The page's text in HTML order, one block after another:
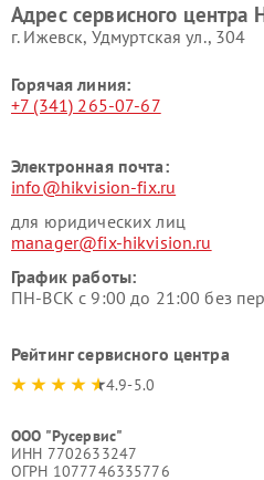
Адрес сервисного центра
г. Ижевск, Удмуртская ул., 304
Горячая линия:
+7 (341) 265-07-67
Электронная почта:
info@hikvision-fix.ru
для юридических лиц
manager@fix-hikvision.ru
График работы:
ПН-ВСК с 9:00 до 21:00 без
Рейтинг сервисного центра
4.9-5.0
ООО "Русервис"
ИНН 7702633247
ОГРН 1077746335776